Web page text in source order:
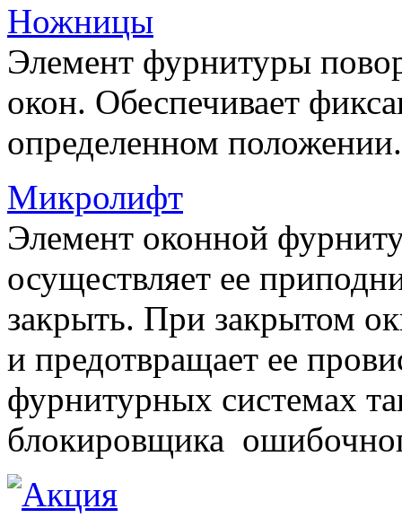
Ножницы
Элемент фурнитуры
окон. Обеспечивает
определенном положении.
Микролифт
Элемент оконной
осуществляет ее
закрыть. При закрытом
и предотвращает ее
фурнитурных системах
блокировщика